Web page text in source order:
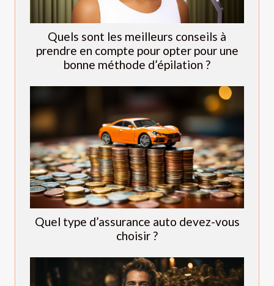
Quels sont les meilleurs conseils à
prendre en compte pour opter pour une
bonne méthode d’épilation ?
Quel type d’assurance auto devez-vous
choisir ?